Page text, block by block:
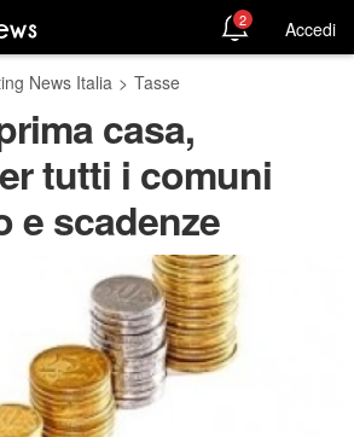
2 Accedi
News Italia > Tasse
casa,
tutti i comuni
e scadenze